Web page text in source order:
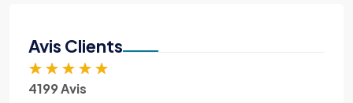
Avis Clients
★ ★ ★ ★ ★
4199 Avis